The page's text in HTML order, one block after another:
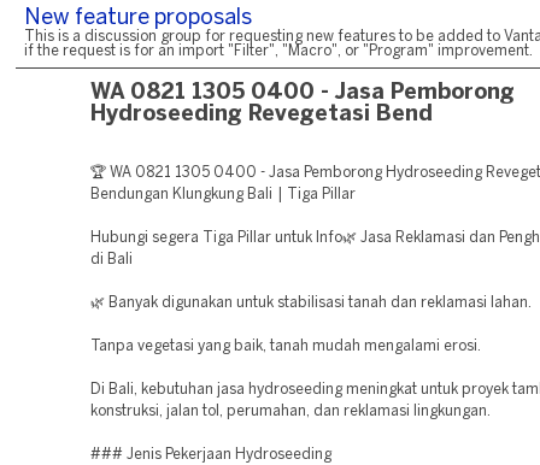
New feature proposals
This is a discussion group for requesting new features to be added to
if the request is for an import "Filter", "Macro", or "Program" improvement.
WA 0821 1305 0400 - Jasa Pemborong
Hydroseeding Revegetasi Bend
🏆 WA 0821 1305 0400 - Jasa Pemborong Hydroseeding
Bendungan Klungkung Bali | Tiga Pillar
Hubungi segera Tiga Pillar untuk Info🌿 Jasa Reklamasi dan
di Bali
🌿 Banyak digunakan untuk stabilisasi tanah dan reklamasi lahan.
Tanpa vegetasi yang baik, tanah mudah mengalami erosi.
Di Bali, kebutuhan jasa hydroseeding meningkat untuk proyek
konstruksi, jalan tol, perumahan, dan reklamasi lingkungan.
### Jenis Pekerjaan Hydroseeding